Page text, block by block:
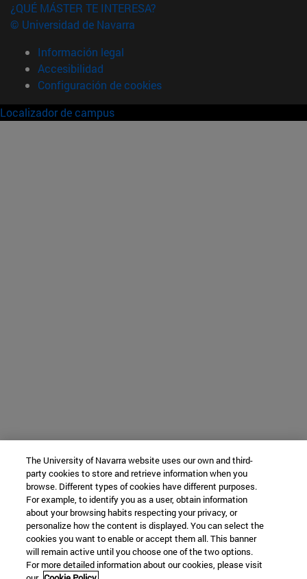
¿QUÉ MÁSTER TE INTERESA?
© Universidad de Navarra
Información legal
Accesibilidad
Configuración de cookies
Localizador de campus
The University of Navarra website uses our own and third-
party cookies to store and retrieve information when you
browse. Different types of cookies have different purposes.
For example, to identify you as a user, obtain information
about your browsing habits respecting your privacy, or
personalize how the content is displayed. You can select the
cookies you want to enable or accept them all. This banner
will remain active until you choose one of the two options.
For more detailed information about our cookies, please visit